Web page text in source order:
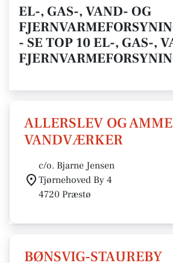
EL-, GAS-, VAND- OG
- SE TOP 10 EL-, GAS-,
ALLERSLEV OG
VANDVÆRKER
c/o. Bjarne Jensen
Tjørnehoved By 4
4720 Præstø
BØNSVIG-STAUREBY